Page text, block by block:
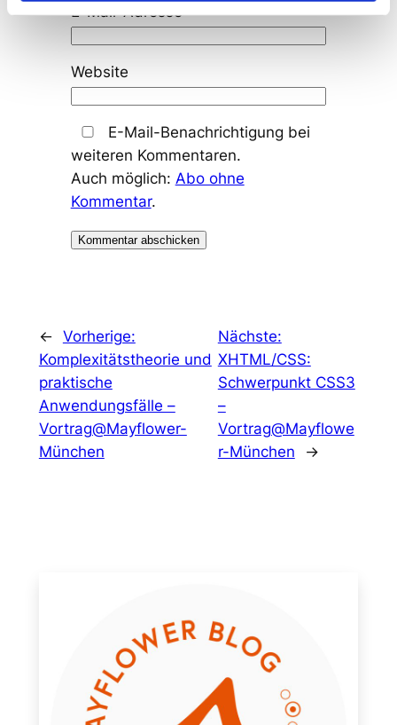
E-Mail-Adresse*
Website
E-Mail-Benachrichtigung bei
weiteren Kommentaren.
Auch möglich: Abo ohne
Kommentar.
← Vorherige:
Komplexitätstheorie und
praktische
Anwendungsfälle –
Vortrag@Mayflower-
München
Nächste:
XHTML/CSS:
Schwerpunkt CSS3
–
Vortrag@Mayflowe
r-München
→